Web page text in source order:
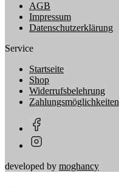
AGB
Impressum
Datenschutzerklärung
Service
Startseite
Shop
Widerrufsbelehrung
Zahlungsmöglichkeiten
developed by moghancy